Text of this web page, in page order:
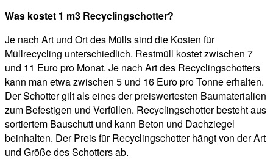
Was kostet 1 m3 Recyclingschotter?
Je nach Art und Ort des Mülls sind die Kosten für
Müllrecycling unterschiedlich. Restmüll kostet zwischen 7
und 11 Euro pro Monat. Je nach Art des Recyclingschotters
kann man etwa zwischen 5 und 16 Euro pro Tonne erhalten.
Der Schotter gilt als eines der preiswertesten Baumaterialien
zum Befestigen und Verfüllen. Recyclingschotter besteht aus
sortiertem Bauschutt und kann Beton und Dachziegel
beinhalten. Der Preis für Recyclingschotter hängt von der Art
und Größe des Schotters ab.